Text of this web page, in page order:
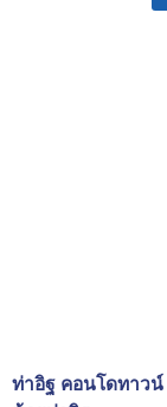
ท่าอิฐ คอนโดทาวน์